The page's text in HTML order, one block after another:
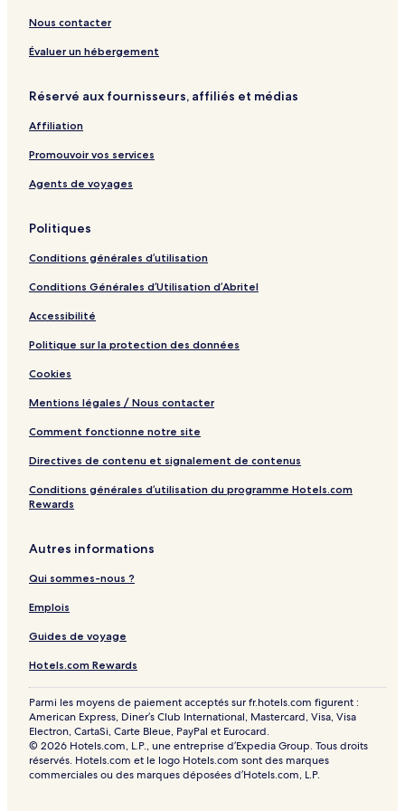
Nous contacter
Évaluer un hébergement
Réservé aux fournisseurs, affiliés et médias
Affiliation
Promouvoir vos services
Agents de voyages
Politiques
Conditions générales d’utilisation
Conditions Générales d’Utilisation d’Abritel
Accessibilité
Politique sur la protection des données
Cookies
Mentions légales / Nous contacter
Comment fonctionne notre site
Directives de contenu et signalement de contenus
Conditions générales d’utilisation du programme Hotels.com
Rewards
Autres informations
Qui sommes-nous ?
Emplois
Guides de voyage
Hotels.com Rewards
Parmi les moyens de paiement acceptés sur fr.hotels.com figurent :
American Express, Diner’s Club International, Mastercard, Visa, Visa
Electron, CartaSi, Carte Bleue, PayPal et Eurocard.
© 2026 Hotels.com, L.P., une entreprise d’Expedia Group. Tous droits
réservés. Hotels.com et le logo Hotels.com sont des marques
commerciales ou des marques déposées d’Hotels.com, L.P.